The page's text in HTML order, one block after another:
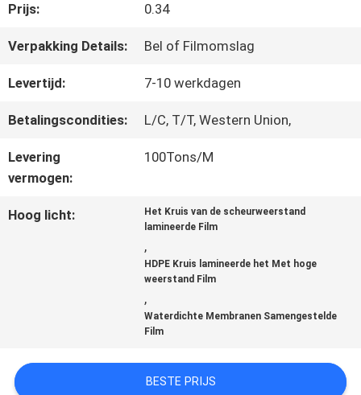
KWALITEITSCONTROLE
NEEM
CONTACT
MET
ONS
GEVALLEN
Prijs: 0.34
Verpakking Details: Bel of Filmomslag
Levertijd: 7-10 werkdagen
Betalingscondities: L/C, T/T, Western Union,
Levering
vermogen:
100Tons/M
Hoog licht:
Het Kruis van de scheurweerstand
lamineerde Film
,
HDPE Kruis lamineerde het Met hoge
weerstand Film
,
Waterdichte Membranen Samengestelde
Film
BESTE PRIJS